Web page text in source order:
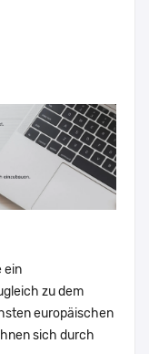
ein
zu dem
europäischen
sich durch